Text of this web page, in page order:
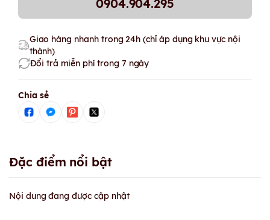
0904.904.295
Giao hàng nhanh trong 24h (chỉ áp dụng khu vực nội
thành)
Đổi trả miễn phí trong 7 ngày
Chia sẻ
Đặc điểm nổi bật
Nội dung đang được cập nhật